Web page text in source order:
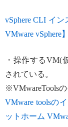
vSphere CLI イ
VMware vSphere】
・操作するVM(
されている。
※VMwareTools
VMware toolsの
ットホーム